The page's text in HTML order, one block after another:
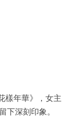
樣年華》，女主
下深刻印象。